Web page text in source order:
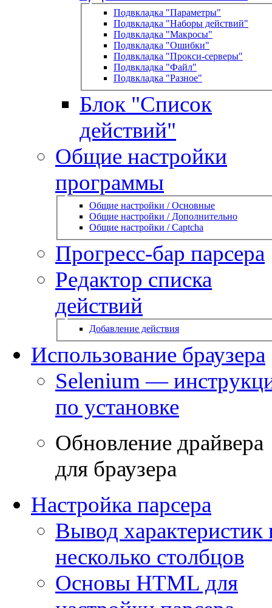
Подвкладка "Параметры"
Подвкладка "Наборы действий"
Подвкладка "Макросы"
Подвкладка "Ошибки"
Подвкладка "Прокси-серверы"
Подвкладка "Файл"
Подвкладка "Разное"
Блок "Список
действий"
Общие настройки
программы
Общие настройки / Основные
Общие настройки / Дополнительно
Общие настройки / Captcha
Прогресс-бар парсера
Редактор списка
действий
Добавление действия
Использование браузера
Selenium —
по установке
Обновление драйвера
для браузера
Настройка парсера
Вывод характеристик
несколько столбцов
Основы HTML для